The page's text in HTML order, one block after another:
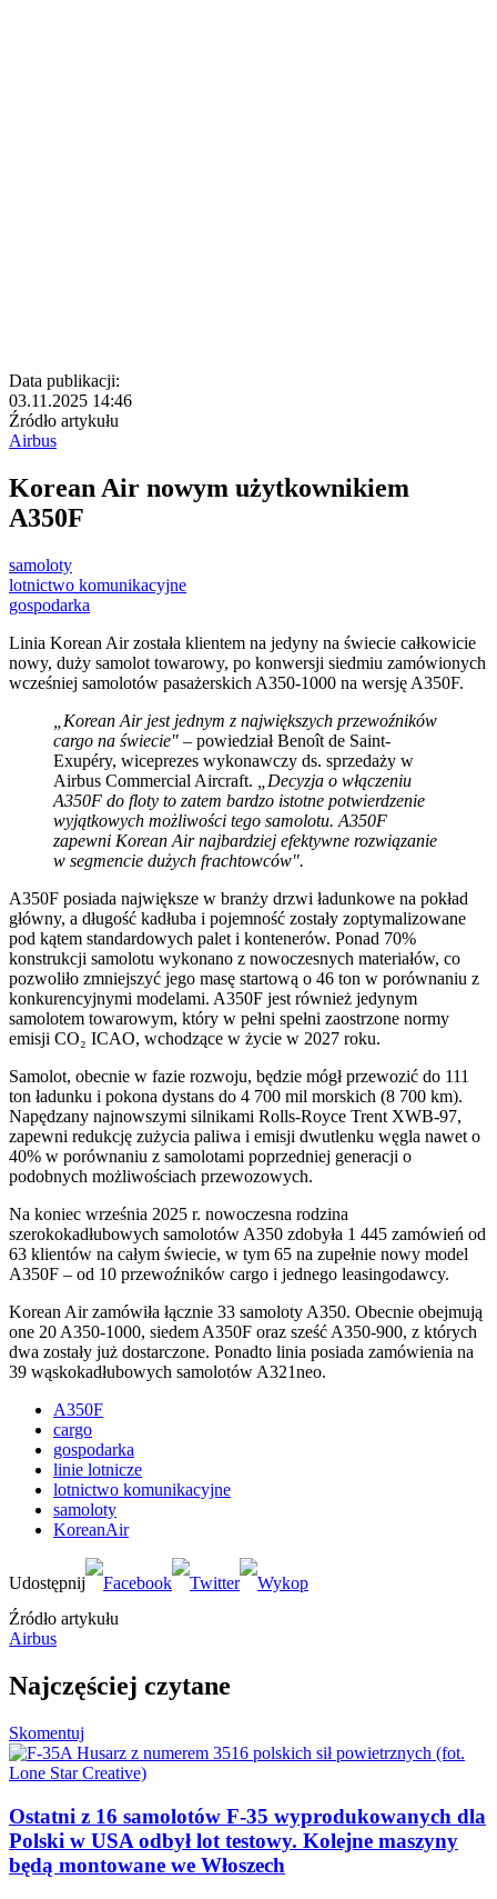
Data publikacji:
03.11.2025 14:46
Źródło artykułu
Airbus
Korean Air nowym użytkownikiem
A350F
samoloty
lotnictwo komunikacyjne
gospodarka
Linia Korean Air została klientem na jedyny na świecie całkowicie
nowy, duży samolot towarowy, po konwersji siedmiu zamówionych
wcześniej samolotów pasażerskich A350-1000 na wersję A350F.
„Korean Air jest jednym z największych przewoźników
cargo na świecie" – powiedział Benoît de Saint-
Exupéry, wiceprezes wykonawczy ds. sprzedaży w
Airbus Commercial Aircraft.
„Decyzja o włączeniu
A350F do floty to zatem bardzo istotne potwierdzenie
wyjątkowych możliwości tego samolotu. A350F
zapewni Korean Air najbardziej efektywne rozwiązanie
w segmencie dużych frachtowców".
A350F posiada największe w branży drzwi ładunkowe na pokład
główny, a długość kadłuba i pojemność zostały zoptymalizowane
pod kątem standardowych palet i kontenerów. Ponad 70%
konstrukcji samolotu wykonano z nowoczesnych materiałów, co
pozwoliło zmniejszyć jego masę startową o 46 ton w porównaniu z
konkurencyjnymi modelami. A350F jest również jedynym
samolotem towarowym, który w pełni spełni zaostrzone normy
emisji CO₂ ICAO, wchodzące w życie w 2027 roku.
Samolot, obecnie w fazie rozwoju, będzie mógł przewozić do 111
ton ładunku i pokona dystans do 4 700 mil morskich (8 700 km).
Napędzany najnowszymi silnikami Rolls-Royce Trent XWB-97,
zapewni redukcję zużycia paliwa i emisji dwutlenku węgla nawet o
40% w porównaniu z samolotami poprzedniej generacji o
podobnych możliwościach przewozowych.
Na koniec września 2025 r. nowoczesna rodzina
szerokokadłubowych samolotów A350 zdobyła 1 445 zamówień od
63 klientów na całym świecie, w tym 65 na zupełnie nowy model
A350F – od 10 przewoźników cargo i jednego leasingodawcy.
Korean Air zamówiła łącznie 33 samoloty A350. Obecnie obejmują
one 20 A350-1000, siedem A350F oraz sześć A350-900, z których
dwa zostały już dostarczone. Ponadto linia posiada zamówienia na
39 wąskokadłubowych samolotów A321neo.
A350F
cargo
gospodarka
linie lotnicze
lotnictwo komunikacyjne
samoloty
KoreanAir
Źródło artykułu
Airbus
Najczęściej czytane
Skomentuj
Ostatni z 16 samolotów F-35 wyprodukowanych dla
Polski w USA odbył lot testowy. Kolejne maszyny
będą montowane we Włoszech